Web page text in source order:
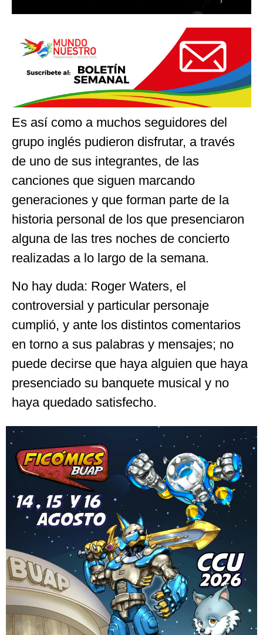
Es así como a muchos seguidores del
grupo inglés pudieron disfrutar, a través
de uno de sus integrantes, de las
canciones que siguen marcando
generaciones y que forman parte de la
historia personal de los que presenciaron
alguna de las tres noches de concierto
realizadas a lo largo de la semana.
No hay duda: Roger Waters, el
controversial y particular personaje
cumplió, y ante los distintos comentarios
en torno a sus palabras y mensajes; no
puede decirse que haya alguien que haya
presenciado su banquete musical y no
haya quedado satisfecho.